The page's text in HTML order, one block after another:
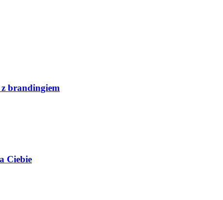
brandingiem
Ciebie